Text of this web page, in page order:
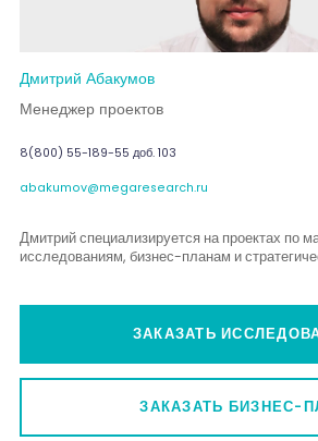
Дмитрий Абакумов
Менеджер проектов
8(800) 55-189-55 доб. 103
abakumov@megaresearch.ru
Дмитрий специализируется на проектах по
исследованиям, бизнес-планам и
ЗАКАЗАТЬ
ЗАКАЗАТЬ БИЗНЕС-